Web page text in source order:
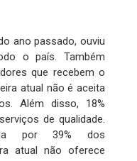
ano passado, ouviu
o país. Também
que recebem o
atual não é aceita
Além disso, 18%
de qualidade.
por 39% dos
atual não oferece